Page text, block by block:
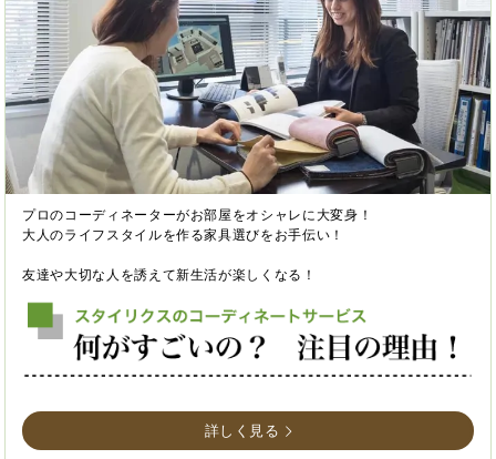
プロのコーディネーターがお部屋をオシャレに大変身！
大人のライフスタイルを作る家具選びをお手伝い！
友達や大切な人を誘えて新生活が楽しくなる！
詳しく見る